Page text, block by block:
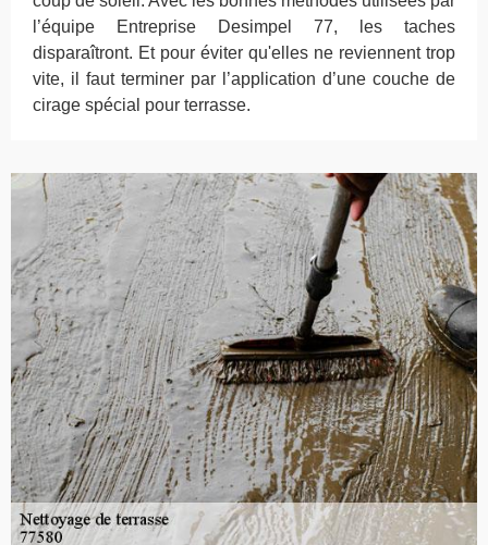
l’équipe Entreprise Desimpel 77, les taches
disparaîtront. Et pour éviter qu'elles ne reviennent trop
vite, il faut terminer par l’application d’une couche de
cirage spécial pour terrasse.